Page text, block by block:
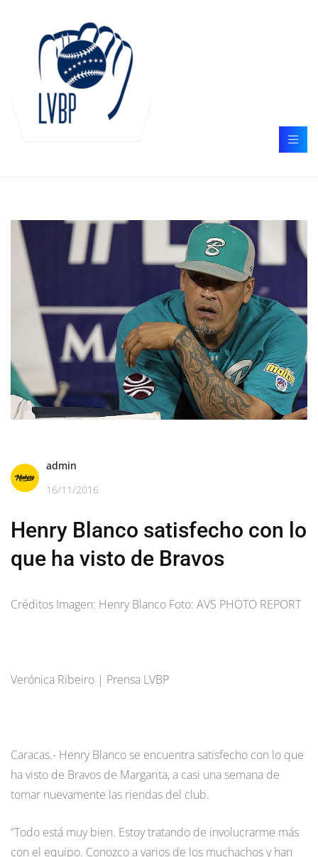
admin
16/11/2016
Henry Blanco satisfecho con lo
que ha visto de Bravos
Créditos Imagen: Henry Blanco Foto: AVS PHOTO REPORT
Verónica Ribeiro | Prensa LVBP
Caracas.- Henry Blanco se encuentra satisfecho con lo que
ha visto de Bravos de Margarita, a casi una semana de
tomar nuevamente las riendas del club.
“Todo está muy bien. Estoy tratando de involucrarme más
con el equipo. Conozco a varios de los muchachos y han